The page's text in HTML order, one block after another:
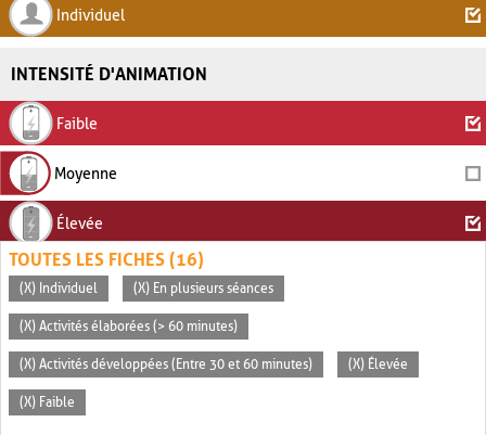
Individuel
INTENSITÉ D'ANIMATION
Faible
Moyenne
Élevée
TOUTES LES FICHES (16)
(X) Individuel (X) En plusieurs séances
(X) Activités élaborées (> 60 minutes)
(X) Activités développées (Entre 30 et 60 minutes) (X) Élevée
(X) Faible